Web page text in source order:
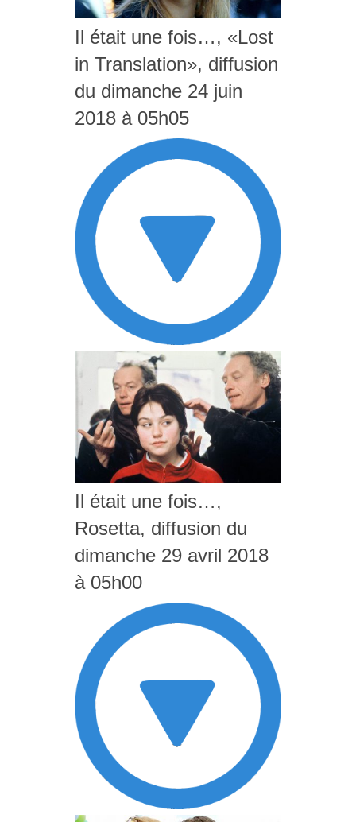
Il était une fois…, «Lost
in Translation», diffusion
du dimanche 24 juin
2018 à 05h05
Il était une fois…,
Rosetta, diffusion du
dimanche 29 avril 2018
à 05h00